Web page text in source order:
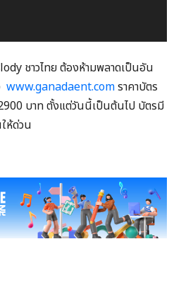
ชาวไทย ต้องห้ามพลาดเป็นอัน
www.ganadaent.comราคาบัตร
บาท ตั้งแต่วันนี้เป็นต้นไป บัตรมี
ห้ด่วน